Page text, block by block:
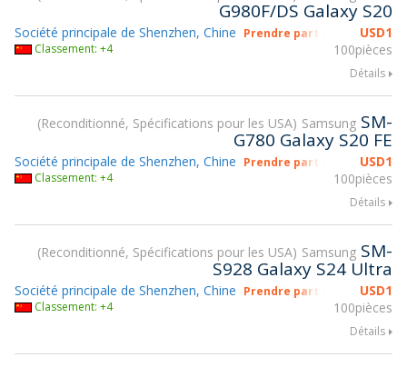
G980F/DS Galaxy S20
USD1
100pièces
Société principale de Shenzhen, Chine Prendre part à gsmX Hong
Classement: +4
Détails
Reconditionné, Spécifications pour les USA Samsung SM-
G780 Galaxy S20 FE
USD1
100pièces
Société principale de Shenzhen, Chine Prendre part à gsmX Hong
Classement: +4
Détails
Reconditionné, Spécifications pour les USA Samsung SM-
S928 Galaxy S24 Ultra
USD1
100pièces
Société principale de Shenzhen, Chine Prendre part à gsmX Hong
Classement: +4
Détails